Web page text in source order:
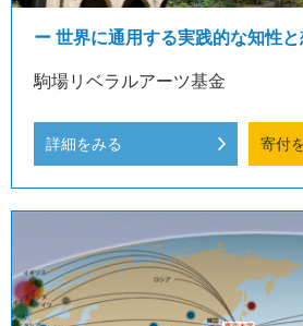
ー 世界に通用する実践的な知性
駒場リベラルアーツ基金
詳細をみる 寄付